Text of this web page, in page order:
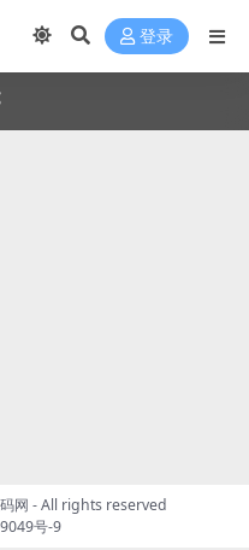
登录
网 - All rights reserved
号-9